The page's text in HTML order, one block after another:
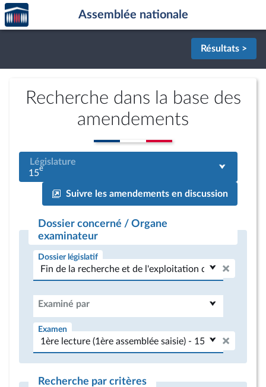
Aller au contenu
Aller en bas de la page
Accèder
à la
page
Assemblée nationale
Résultats >
Recherche dans la base des
amendements
Législature
15e
Suivre les amendements en discussion
Dossier concerné / Organe
examinateur
Dossier législatif
Examiné par
Examen
Recherche par critères